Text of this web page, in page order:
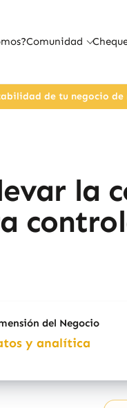
Comunidad
de tu negocio
la
del Negocio
y analítica